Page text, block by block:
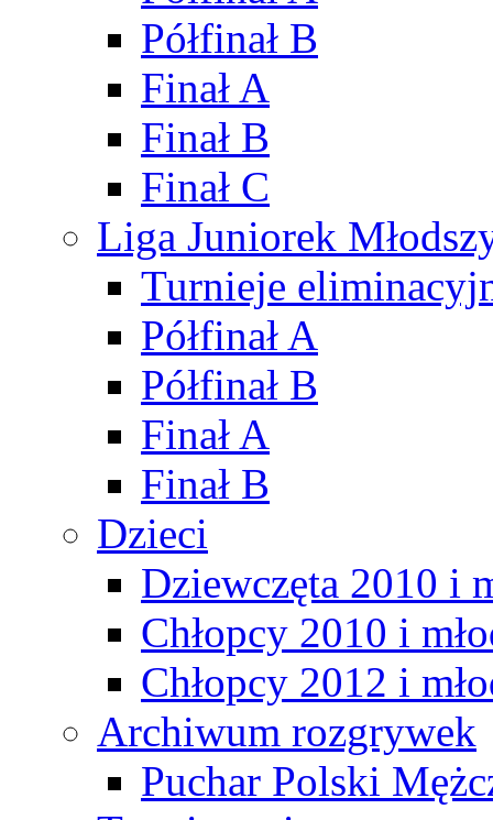
Półfinał B
Finał A
Finał B
Finał C
Liga Juniorek
Turnieje
Półfinał A
Półfinał B
Finał A
Finał B
Dzieci
Dziewczęta 2010 i
Chłopcy 2010 i
Chłopcy 2012 i
Archiwum rozgrywek
Puchar Polski